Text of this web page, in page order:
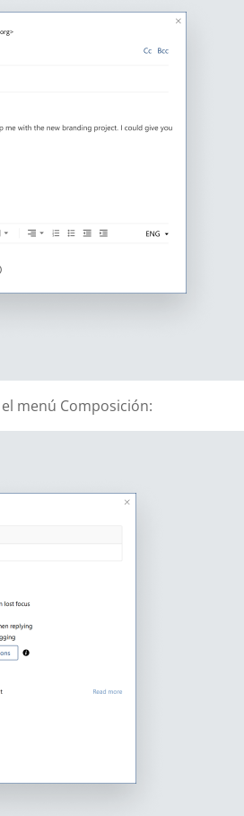
menú Composición: